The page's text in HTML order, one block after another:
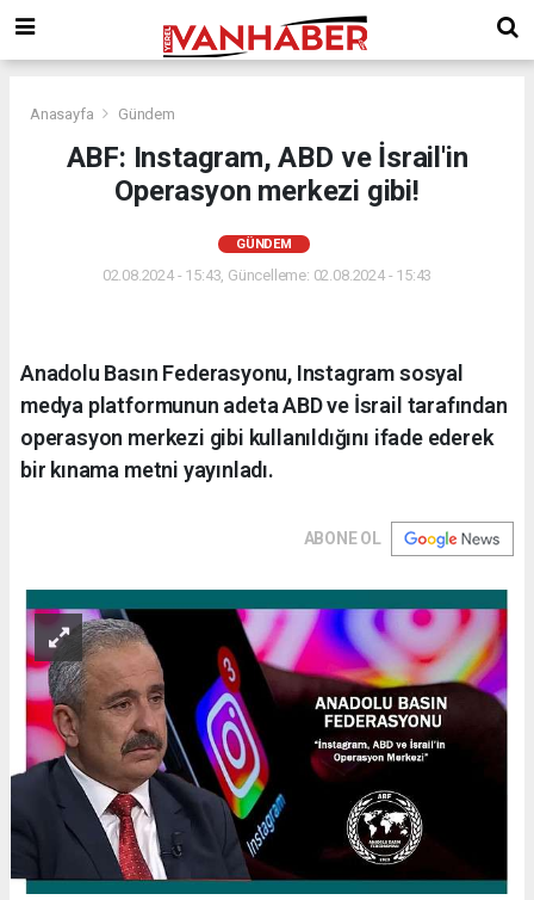
Anasayfa Gündem
ABF: Instagram, ABD ve İsrail'in
Operasyon merkezi gibi!
GÜNDEM
02.08.2024 - 15:43, Güncelleme: 02.08.2024 - 15:43
Anadolu Basın Federasyonu, Instagram sosyal
medya platformunun adeta ABD ve İsrail tarafından
operasyon merkezi gibi kullanıldığını ifade ederek
bir kınama metni yayınladı.
ABONE OL